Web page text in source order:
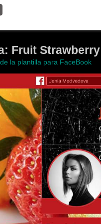
Fruit
la plantilla para FaceBook